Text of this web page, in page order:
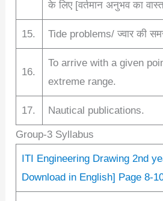
के लिए [वर्तमान अनुभव का
15. Tide problems/ ज्वार की
16.
To arrive with a given
extreme range.
17. Nautical publications.
Group-3 Syllabus
ITI Engineering Drawing 2nd
Download in English] Page 8-